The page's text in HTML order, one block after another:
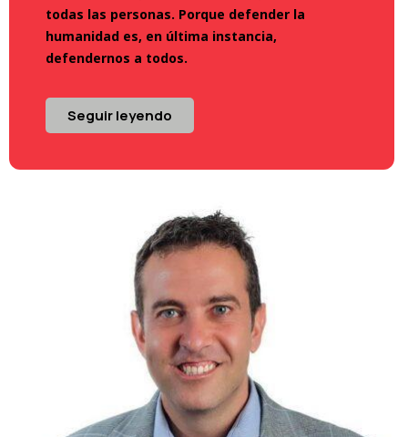
todas las personas. Porque defender la
humanidad es, en última instancia,
defendernos a todos.
Seguir leyendo